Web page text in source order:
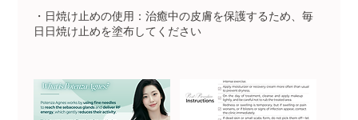
・日焼け止めの使用：治癒中の皮膚を保護するため、毎
日日焼け止めを塗布してください